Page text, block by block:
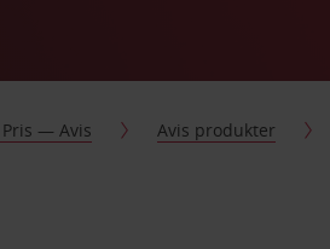
— Avis Avis produkter